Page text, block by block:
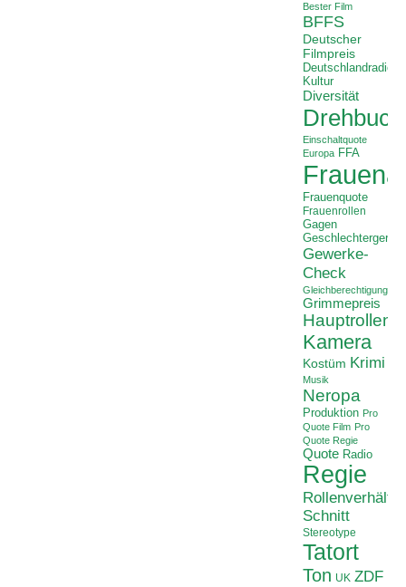
Bester Film
BFFS
Deutscher
Filmpreis
Deutschlandradio
Kultur
Diversität
Drehbuch
Einschaltquote
Europa FFA
Frauenquote
Frauenrollen
Gagen
Gewerke-
Check
Gleichberechtigung
Grimmepreis
Hauptrollen
Kamera
Kostüm Krimi
Musik
Neropa
Produktion Pro
Quote Film Pro
Quote Regie
Quote Radio
Regie
Schnitt
Stereotype
Tatort
Ton UK ZDF